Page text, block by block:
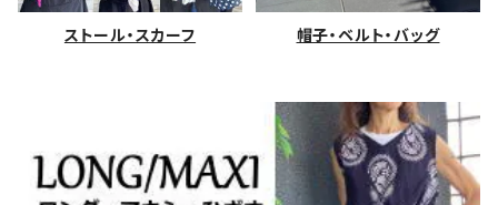
ストール・スカーフ 帽子・ベルト・バッグ